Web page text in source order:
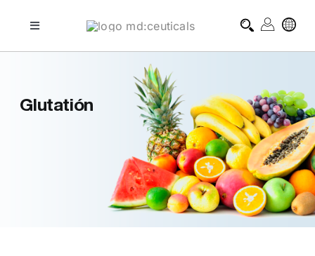
Toggle
tratamientos profesionales
tratamientos domiciliarios
sobre md:ceuticals
Glutatión